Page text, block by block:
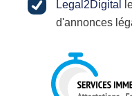
Legal2Digital
d'annonces